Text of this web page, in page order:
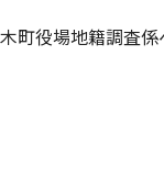
町役場地籍調査